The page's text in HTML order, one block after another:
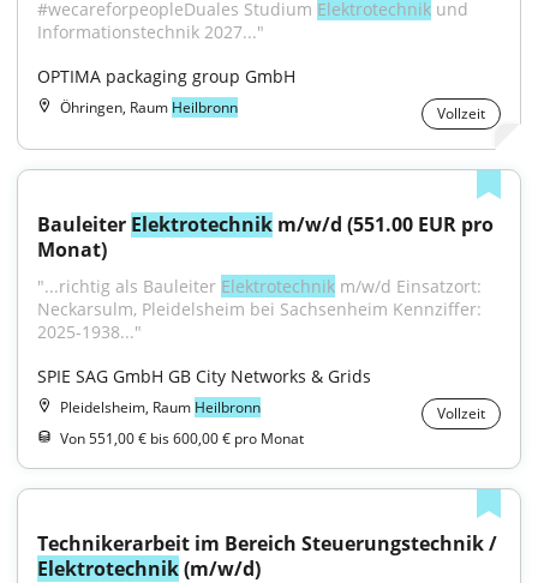
#wecareforpeopleDuales Studium Elektrotechnik und
Informationstechnik 2027..."
OPTIMA packaging group GmbH
Öhringen, Raum Heilbronn Vollzeit
Bauleiter Elektrotechnik m/w/d (551.00 EUR pro
Monat)
"...richtig als Bauleiter Elektrotechnik m/w/d Einsatzort:
Neckarsulm, Pleidelsheim bei Sachsenheim Kennziffer:
2025-1938..."
SPIE SAG GmbH GB City Networks & Grids
Pleidelsheim, Raum Heilbronn
Vollzeit
Von 551,00 € bis 600,00 € pro Monat
Elektrotechnik (m/w/d)